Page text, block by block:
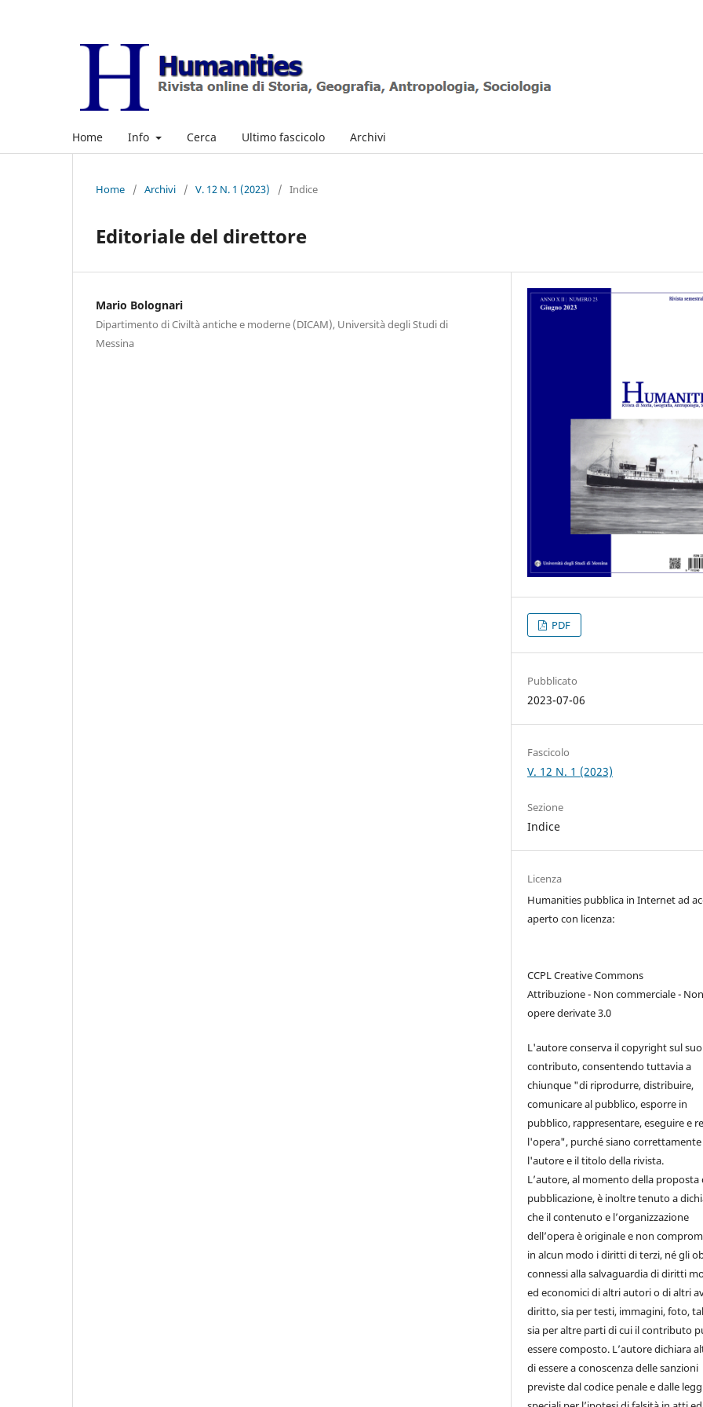
Home Info Cerca Ultimo fascicolo Archivi
Home / Archivi / V. 12 N. 1 (2023) / Indice
Editoriale del direttore
Mario Bolognari
Dipartimento di Civiltà antiche e moderne (DICAM), Università degli Studi di
Messina
PDF
Pubblicato
2023-07-06
Fascicolo
V. 12 N. 1 (2023)
Sezione
Indice
Licenza
Humanities pubblica in Internet ad
aperto con licenza:
CCPL Creative Commons
Attribuzione - Non commerciale - Non
opere derivate 3.0
L'autore conserva il copyright sul suo
contributo, consentendo tuttavia a
chiunque "di riprodurre, distribuire,
comunicare al pubblico, esporre in
pubblico, rappresentare, eseguire e
l'opera", purché siano
l'autore e il titolo della rivista.
L’autore, al momento della proposta
pubblicazione, è inoltre tenuto a
che il contenuto e l’organizzazione
dell’opera è originale e non
in alcun modo i diritti di terzi, né gli
connessi alla salvaguardia di diritti
ed economici di altri autori o di altri
diritto, sia per testi, immagini, foto,
sia per altre parti di cui il contributo
essere composto. L’autore dichiara
di essere a conoscenza delle sanzioni
previste dal codice penale e dalle